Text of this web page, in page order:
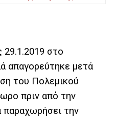
29.1.2019 στο
απαγορεύτηκε μετά
του Πολεμικού
πριν από την
παραχωρήσει την